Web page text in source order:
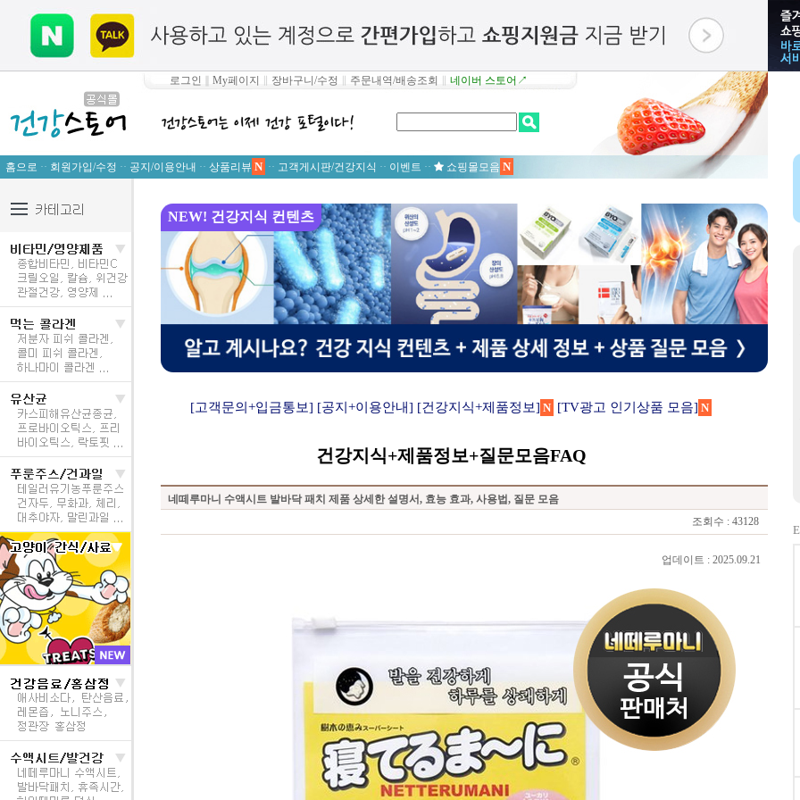
로그인 My페이지 장바구니/수정 주문내역/배송조회 네이버 스토어↗
홈으로 ·· 회원가입/수정 ·· 공지/이용안내 ·· 상품리뷰 N ·· 고객게시판/건강지식 ·· 이벤트 ·· 쇼핑몰모음 N
NEW! 건강지식 컨텐츠
[고객문의+입금통보] [공지+이용안내] [건강지식+제품정보] N [TV광고 인기상품 모음] N
건강지식+제품정보+질문모음FAQ
네떼루마니 수액시트 발바닥 패치 제품 상세한 설명서, 효능 효과, 사용법, 질문 모음
조회수 : 43128
업데이트 : 2025.09.21